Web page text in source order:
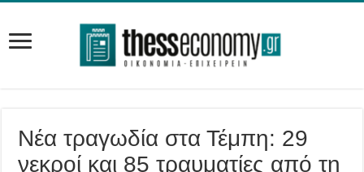
Νέα τραγωδία στα Τέμπη: 29
νεκροί και 85 τραυματίες από τη